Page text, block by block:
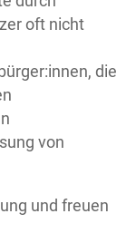
oft nicht
die
von
und freuen